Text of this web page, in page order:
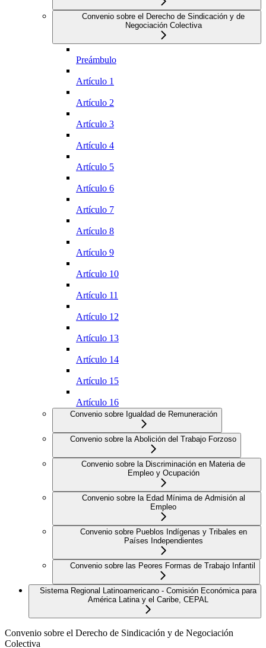
Convenio sobre el Derecho de Sindicación y de
Negociación Colectiva
Preámbulo
Artículo 1
Artículo 2
Artículo 3
Artículo 4
Artículo 5
Artículo 6
Artículo 7
Artículo 8
Artículo 9
Artículo 10
Artículo 11
Artículo 12
Artículo 13
Artículo 14
Artículo 15
Artículo 16
Convenio sobre Igualdad de Remuneración
Convenio sobre la Abolición del Trabajo Forzoso
Convenio sobre la Discriminación en Materia de
Empleo y Ocupación
Convenio sobre la Edad Mínima de Admisión al
Empleo
Convenio sobre Pueblos Indígenas y Tribales en
Países Independientes
Convenio sobre las Peores Formas de Trabajo Infantil
Sistema Regional Latinoamericano - Comisión Económica para
América Latina y el Caribe, CEPAL
Convenio sobre el Derecho de Sindicación y de Negociación
Colectiva